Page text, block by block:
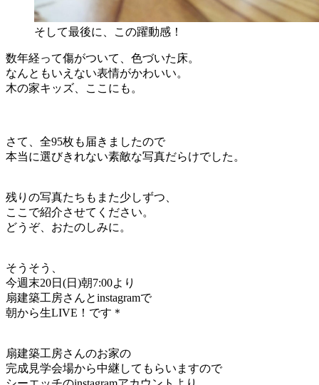
そして最後に、この躍動感！
数年経って傷がついて、色づいた床。
なんともいえない表情がかわいい。
木の家キッズ、ここにも。
さて、全95枚も届きましたので
本当に選びきれない素敵な写真だらけでした。
残りの写真たちもまた少しずつ、
ここで紹介させてください。
どうぞ、おたのしみに。
そうそう、
今週末20日(日)朝7:00より
扇建築工房さんとinstagramで
朝から生LIVE！です＊
扇建築工房さんのお家の
完成見学会場から中継してもらいますので